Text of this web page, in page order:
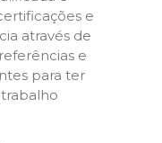
e
através de
e
para ter